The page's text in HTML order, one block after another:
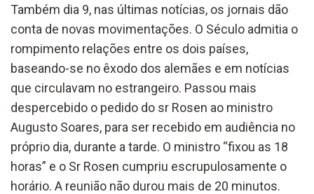
Também dia 9, nas últimas notícias, os jornais dão
conta de novas movimentações. O Século admitia o
rompimento relações entre os dois países,
baseando-se no êxodo dos alemães e em notícias
que circulavam no estrangeiro. Passou mais
despercebido o pedido do sr Rosen ao ministro
Augusto Soares, para ser recebido em audiência no
próprio dia, durante a tarde. O ministro “fixou as 18
horas” e o Sr Rosen cumpriu escrupulosamente o
horário. A reunião não durou mais de 20 minutos.